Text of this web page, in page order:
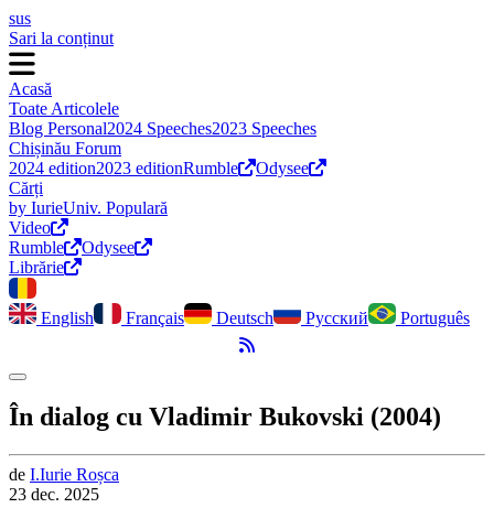
sus
Sari la conținut
Acasă
Toate Articolele
Blog Personal2024 Speeches2023 Speeches
Chișinău Forum
2024 edition2023 editionRumble
Odysee
Cărți
by IurieUniv. Populară
Video
Rumble
Odysee
Librărie
English Français Deutsch Русский
Português
Flux RSS
Comută modul întunecat
În dialog cu Vladimir Bukovski (2004)
de I.Iurie Roșca
23 dec. 2025